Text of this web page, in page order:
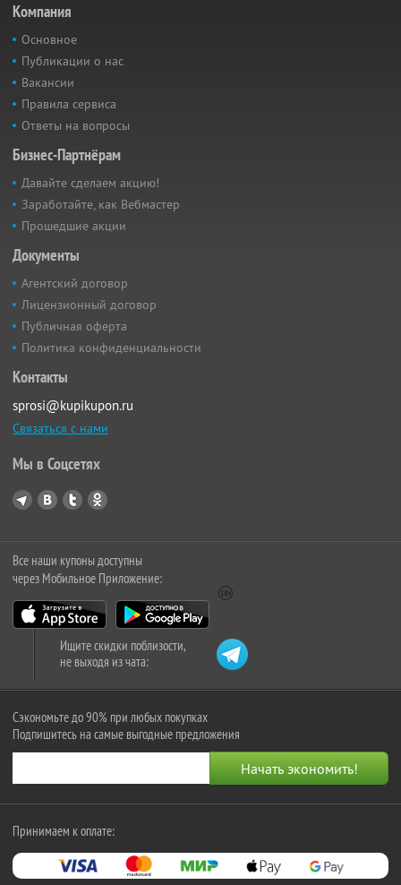
Компания
Основное
Публикации о нас
Вакансии
Правила сервиса
Ответы на вопросы
Бизнес-Партнёрам
Давайте сделаем акцию!
Заработайте, как Вебмастер
Прошедшие акции
Документы
Агентский договор
Лицензионный договор
Публичная оферта
Политика конфиденциальности
Контакты
sprosi@kupikupon.ru
Связаться с нами
Мы в Соцсетях
Все наши купоны доступны
через Мобильное Приложение:
Ищите скидки поблизости,
не выходя из чата:
Сэкономьте до 90% при любых покупках
Подпишитесь на самые выгодные предложения
Принимаем к оплате: